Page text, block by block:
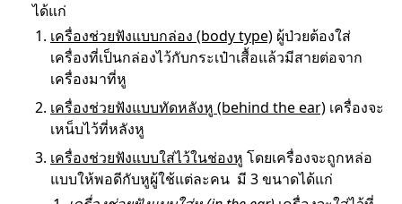
ได้แก่
เครื่องช่วยฟังแบบกล่อง (body type) ผู้ป่วยต้องใส่
เครื่องที่เป็นกล่องไว้กับกระเป๋าเสื้อแล้วมีสายต่อจาก
เครื่องมาที่หู
เครื่องช่วยฟังแบบทัดหลังหู (behind the ear) เครื่องจะ
เหน็บไว้ที่หลังหู
เครื่องช่วยฟังแบบใส่ไว้ในช่องหู โดยเครื่องจะถูกหล่อ
แบบให้พอดีกับหูผู้ใช้แต่ละคน มี 3 ขนาดได้แก่